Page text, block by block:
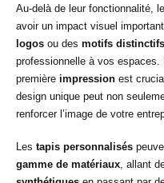
Au-delà de leur fonctionnalité,
avoir un impact visuel
logos ou des motifs distinctifs
professionnelle à vos
première impression est
design unique peut non
renforcer l’image de votre
Les tapis personnalisés
gamme de matériaux , allant